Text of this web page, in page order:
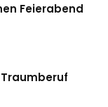
Feierabend